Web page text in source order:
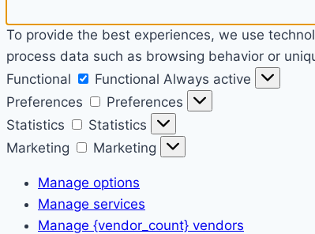
To provide the best experiences, we use
process data such as browsing behavior or
Functional
Functional Always active
Preferences
Preferences
Statistics
Statistics
Marketing
Marketing
Manage options
Manage services
Manage {vendor_count} vendors